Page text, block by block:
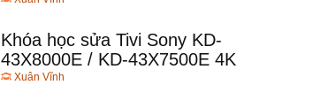
Khóa học sửa Tivi Sony KD-
43X8000E / KD-43X7500E 4K
Xuân Vĩnh